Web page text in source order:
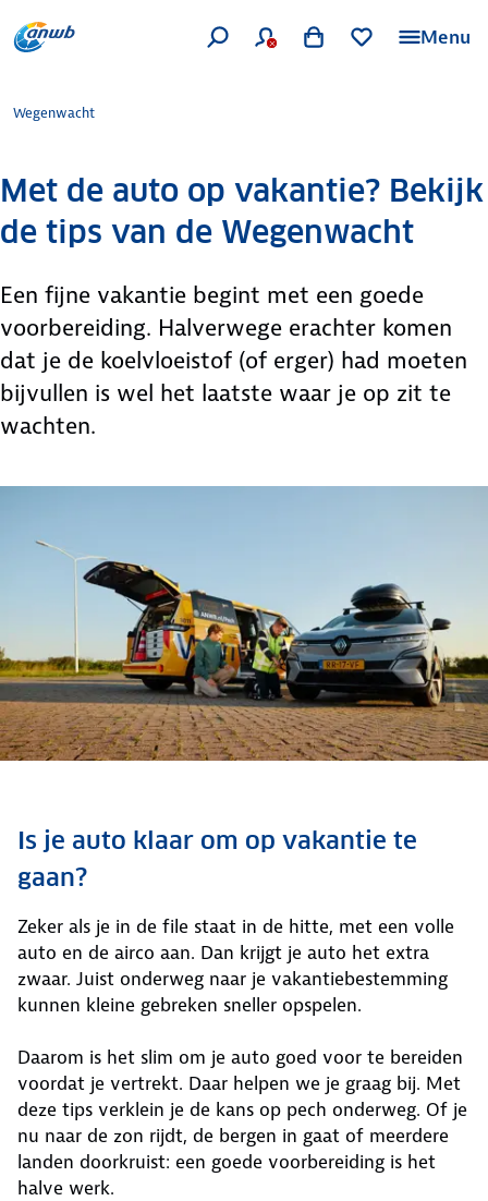
Menu
Wegenwacht
Met de auto op vakantie? Bekijk
de tips van de Wegenwacht
Een fijne vakantie begint met een goede
voorbereiding. Halverwege erachter komen
dat je de koelvloeistof (of erger) had moeten
bijvullen is wel het laatste waar je op zit te
wachten.
Is je auto klaar om op vakantie te
gaan?
Zeker als je in de file staat in de hitte, met een volle
auto en de airco aan. Dan krijgt je auto het extra
zwaar. Juist onderweg naar je vakantiebestemming
kunnen kleine gebreken sneller opspelen.
Daarom is het slim om je auto goed voor te bereiden
voordat je vertrekt. Daar helpen we je graag bij. Met
deze tips verklein je de kans op pech onderweg. Of je
nu naar de zon rijdt, de bergen in gaat of meerdere
landen doorkruist: een goede voorbereiding is het
halve werk.